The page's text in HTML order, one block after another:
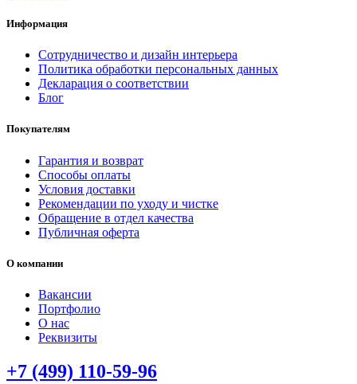
Информация
Сотрудничество и дизайн интерьера
Политика обработки персональных данных
Декларация о соответствии
Блог
Покупателям
Гарантия и возврат
Способы оплаты
Условия доставки
Рекомендации по уходу и чистке
Обращение в отдел качества
Публичная оферта
О компании
Вакансии
Портфолио
О нас
Реквизиты
+7 (499) 110-59-96